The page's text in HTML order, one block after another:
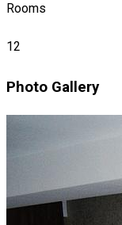
Rooms
12
Photo Gallery